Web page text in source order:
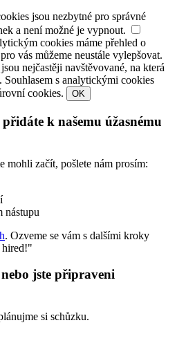
jsou nezbytné pro správné
a není možné je vypnout.
cookies máme přehled o
vás můžeme neustále vylepšovat.
nejčastěji navštěvované, na která
s analytickými cookies
cookies.
OK
k našemu úžasnému
mohli začít, pošlete nám prosím:
nástupu
. Ozveme se vám s dalšími kroky
hired!"
nebo jste připraveni
si schůzku.